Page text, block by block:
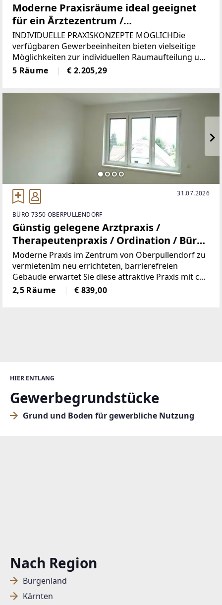
HIER ENTLANG
Gewerbegrundstücke
Grund und Boden für gewerbliche Nutzung
Nach Region
Burgenland
Kärnten
Moderne Praxisräume ideal geeignet
für ein Ärztezentrum /
Ärztegemeinschaft
INDIVIDUELLE PRAXISKONZEPTE MÖGLICHDie
verfügbaren Gewerbeeinheiten bieten vielseitige
Möglichkeiten zur individuellen Raumaufteilung und
können optimal an unterschiedliche medizinische
Anforderungen angepasst werden. Ob
5 Räume € 2.205,29
31.07.2026
BÜRO 7350 OBERPULLENDORF
Günstig gelegene Arztpraxis /
Therapeutenpraxis / Ordination / Büro -
Zentrumsnahe, Barrierefrei
Moderne Praxis im Zentrum von Oberpullendorf zu
vermietenIm neu errichteten, barrierefreien
Gebäude erwartet Sie diese attraktive Praxis mit ca.
50 m² Nutzfläche – ideal geeignet mit
Empfangsraum und 2 separat begehbare Räume,
2,5 Räume € 839,00